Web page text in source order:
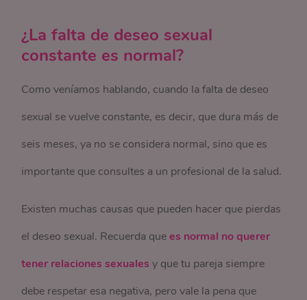
¿La falta de deseo sexual
constante es normal?
Como veníamos hablando, cuando la falta de deseo
sexual se vuelve constante, es decir, que dura más de
seis meses, ya no se considera normal, sino que es
importante que consultes a un profesional de la salud.
Existen muchas causas que pueden hacer que pierdas
el deseo sexual. Recuerda quees normal no querer
tener relaciones sexuales y que tu pareja siempre
debe respetar esa negativa, pero vale la pena que